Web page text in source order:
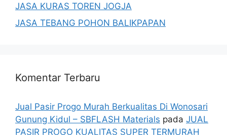
JASA KURAS TOREN JOGJA
JASA TEBANG POHON BALIKPAPAN
Komentar Terbaru
Jual Pasir Progo Murah Berkualitas Di Wonosari
Gunung Kidul – SBFLASH Materials pada JUAL
PASIR PROGO KUALITAS SUPER TERMURAH